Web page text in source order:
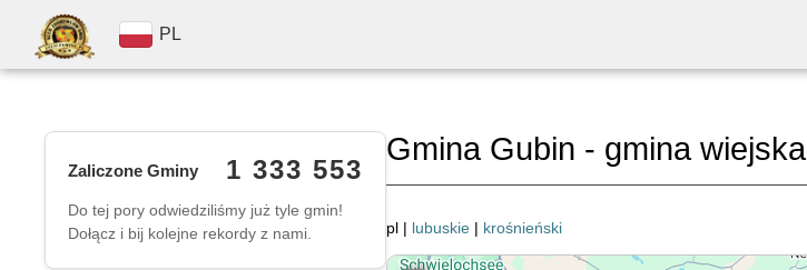
PL
Zaliczone Gminy 1 333 553
Do tej pory odwiedziliśmy już tyle gmin!
Dołącz i bij kolejne rekordy z nami.
Gmina Gubin - gmina wiejska
pl | lubuskie| krośnieński